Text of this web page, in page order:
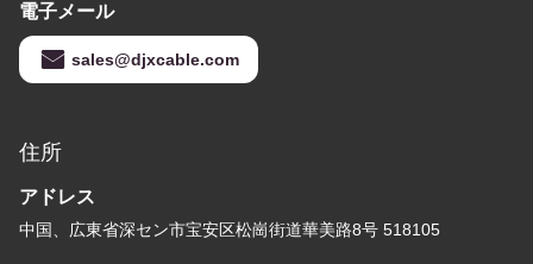
電子メール
sales@djxcable.com
住所
アドレス
中国、広東省深セン市宝安区松崗街道華美路8号 518105